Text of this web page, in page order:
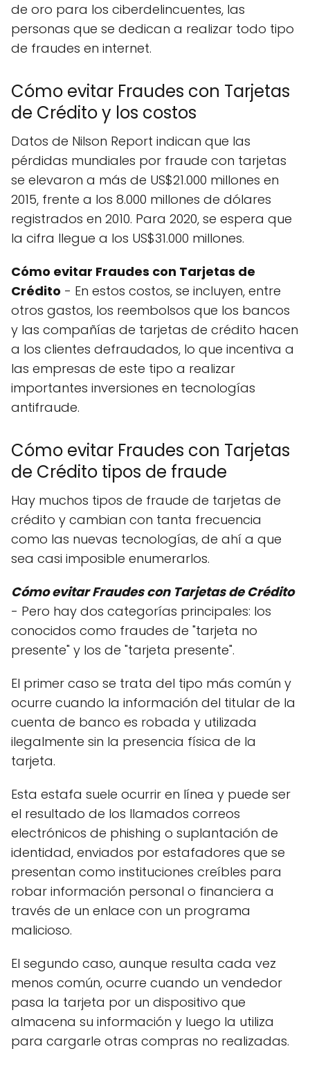
de oro para los ciberdelincuentes, las
personas que se dedican a realizar todo tipo
de fraudes en internet.
Cómo evitar Fraudes con Tarjetas
de Crédito y los costos
Datos de Nilson Report indican que las
pérdidas mundiales por fraude con tarjetas
se elevaron a más de US$21.000 millones en
2015, frente a los 8.000 millones de dólares
registrados en 2010. Para 2020, se espera que
la cifra llegue a los US$31.000 millones.
Cómo evitar Fraudes con Tarjetas de
Crédito - En estos costos, se incluyen, entre
otros gastos, los reembolsos que los bancos
y las compañías de tarjetas de crédito hacen
a los clientes defraudados, lo que incentiva a
las empresas de este tipo a realizar
importantes inversiones en tecnologías
antifraude.
Cómo evitar Fraudes con Tarjetas
de Crédito tipos de fraude
Hay muchos tipos de fraude de tarjetas de
crédito y cambian con tanta frecuencia
como las nuevas tecnologías, de ahí a que
sea casi imposible enumerarlos.
Cómo evitar Fraudes con Tarjetas de Crédito
- Pero hay dos categorías principales: los
conocidos como fraudes de "tarjeta no
presente" y los de "tarjeta presente".
El primer caso se trata del tipo más común y
ocurre cuando la información del titular de la
cuenta de banco es robada y utilizada
ilegalmente sin la presencia física de la
tarjeta.
Esta estafa suele ocurrir en línea y puede ser
el resultado de los llamados correos
electrónicos de phishing o suplantación de
identidad, enviados por estafadores que se
presentan como instituciones creíbles para
robar información personal o financiera a
través de un enlace con un programa
malicioso.
El segundo caso, aunque resulta cada vez
menos común, ocurre cuando un vendedor
pasa la tarjeta por un dispositivo que
almacena su información y luego la utiliza
para cargarle otras compras no realizadas.